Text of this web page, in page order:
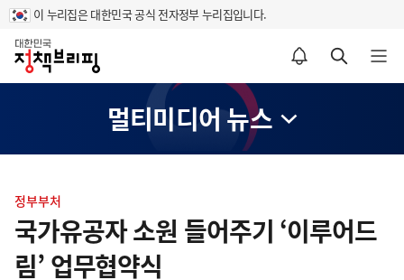
이 누리집은 대한민국 공식 전자정부 누리집입니다.
홈
알림설정 바로가기 검색 바로가기 메뉴 열기
멀티미디어 뉴스
텐
츠
영
정부부처
국가유공자 소원 들어주기 ‘이루어드
림’ 업무협약식